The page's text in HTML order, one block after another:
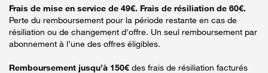
Frais de mise en service de 49€. Frais de résiliation de 60€.
Perte du remboursement pour la période restante en cas de
résiliation ou de changement d'offre. Un seul remboursement par
abonnement à l’une des offres éligibles.
Remboursement jusqu’à 150€ des frais de résiliation facturés